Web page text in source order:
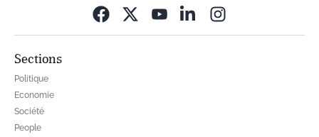
Sections
Politique
Economie
Société
People